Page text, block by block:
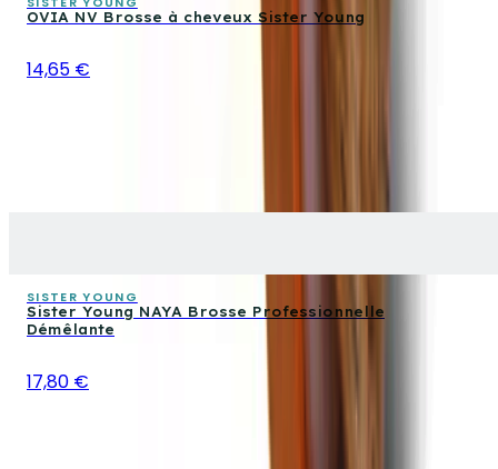
OVIA NV Brosse à cheveux Sister Young
14,65 €
SISTER YOUNG
Sister Young NAYA Brosse Professionnelle
Démêlante
17,80 €